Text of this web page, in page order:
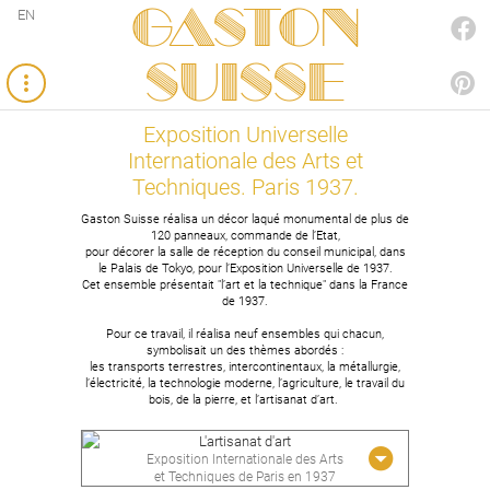
Gaston
SUISSE
EN
Exposition Universelle
Internationale des Arts et
Techniques. Paris 1937.
Gaston Suisse réalisa un décor laqué monumental de plus de
120 panneaux, commande de l’Etat,
pour décorer la salle de réception du conseil municipal, dans
le Palais de Tokyo, pour l’Exposition Universelle de 1937.
Cet ensemble présentait "l’art et la technique" dans la France
de 1937.
Pour ce travail, il réalisa neuf ensembles qui chacun,
symbolisait un des thèmes abordés :
les transports terrestres, intercontinentaux, la métallurgie,
l’électricité, la technologie moderne, l’agriculture, le travail du
bois, de la pierre, et l’artisanat d’art.
L'artisanat d'art
Exposition Internationale des Arts
et Techniques de Paris en 1937